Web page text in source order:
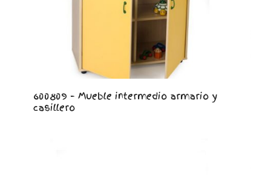
600809 – Mueble intermedio armario y
casillero